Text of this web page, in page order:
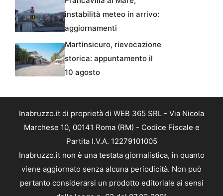
instabilità meteo in arrivo:
aggiornamenti
Martinsicuro, rievocazione
storica: appuntamento il
10 agosto
Inabruzzo.it di proprietà di WEB 365 SRL - Via Nicola
Marchese 10, 00141 Roma (RM) - Codice Fiscale e
Partita I.V.A. 12279101005
Inabruzzo.it non è una testata giornalistica, in quanto
viene aggiornato senza alcuna periodicità. Non può
pertanto considerarsi un prodotto editoriale ai sensi